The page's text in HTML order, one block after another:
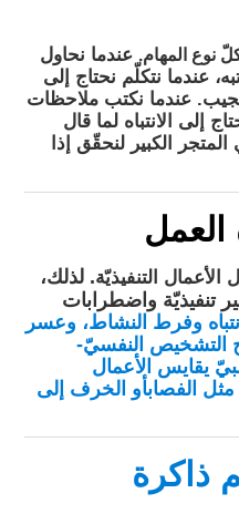
نوع المهام. عندما نحاول
عندما نتكلّم نحتاج إلى
ونجيب. عندما نكتب ملاحظات
إلى الانتباه لما قال
الكبير لنحقّق إذا
العمل
الأعمال التنفيذيّة. لذلك،
تنفيذيّة واضطرابات
وفرط النشاط، وعسر
التشخيص النفسيّ-
يقايس الأعمال
مثل الفصابأو الخرف إلى
ذاكرة